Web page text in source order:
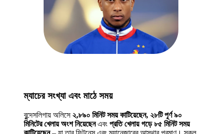
ম্যাচের সংখ্যা এবং মাঠে সময়
বুন্দেসলিগায় অলিসে২,৮৯০ মিনিট সময় কাটিয়েছেন, ২৮টি পূর্ণ ৯০
মিনিটের খেলায় অংশ নিয়েছেনএবং প্রতি খেলায় গড়ে ৮৫ মিনিট সময়